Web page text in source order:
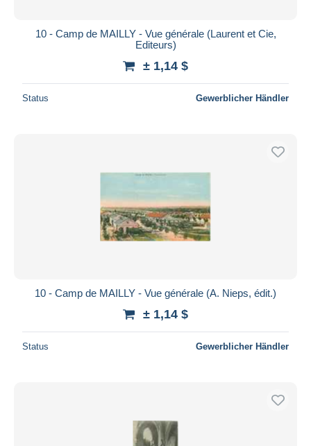
10 - Camp de MAILLY - Vue générale (Laurent et Cie,
Editeurs)
± 1,14 $
Status Gewerblicher Händler
10 - Camp de MAILLY - Vue générale (A. Nieps, édit.)
± 1,14 $
Status Gewerblicher Händler